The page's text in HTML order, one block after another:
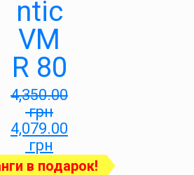
ntic
VM
R 80
4,350.00
грн
4,079.00
грн
в подарок!